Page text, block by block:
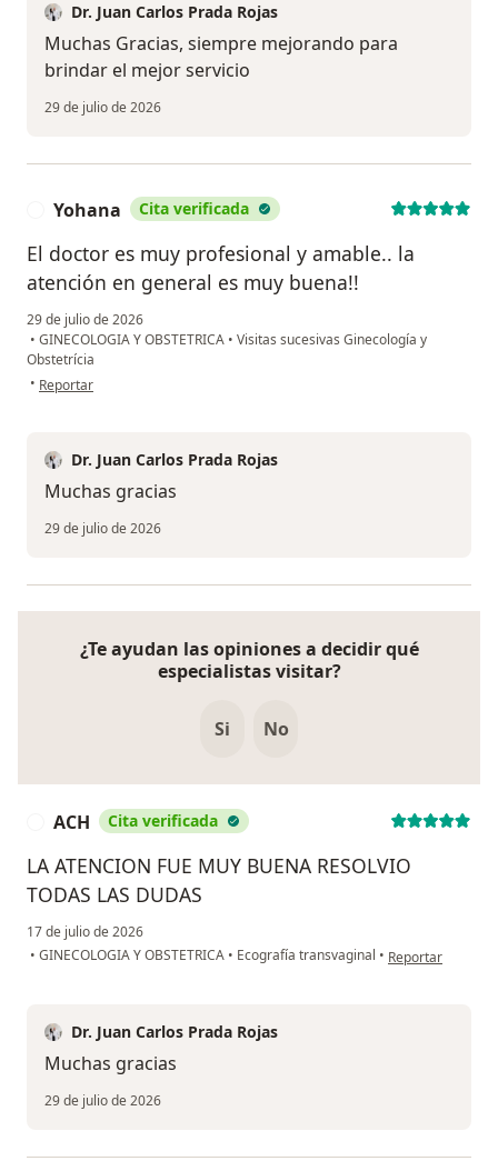
Dr. Juan Carlos Prada Rojas
Muchas Gracias, siempre mejorando para
brindar el mejor servicio
29 de julio de 2026
Yohana Cita verificada
El doctor es muy profesional y amable.. la
atención en general es muy buena!!
29 de julio de 2026
• GINECOLOGIA Y OBSTETRICA • Visitas sucesivas Ginecología y
Obstetrícia
• en opinión del usuario Yohana
Reportar
Dr. Juan Carlos Prada Rojas
Muchas gracias
29 de julio de 2026
¿Te ayudan las opiniones a decidir qué
especialistas visitar?
Si No
ACH Cita verificada
LA ATENCION FUE MUY BUENA RESOLVIO
TODAS LAS DUDAS
17 de julio de 2026
• GINECOLOGIA Y OBSTETRICA • Ecografía transvaginal • en opinión del
Reportar
Dr. Juan Carlos Prada Rojas
Muchas gracias
29 de julio de 2026